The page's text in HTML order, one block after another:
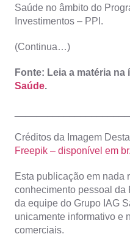
Saúde no âmbito do
Investimentos – PPI.
(Continua…)
Fonte: Leia a matéria na
Saúde.
Créditos da Imagem
Freepik – disponível em
Esta publicação em nada
conhecimento pessoal da
da equipe do Grupo IAG
unicamente informativo e
comerciais.